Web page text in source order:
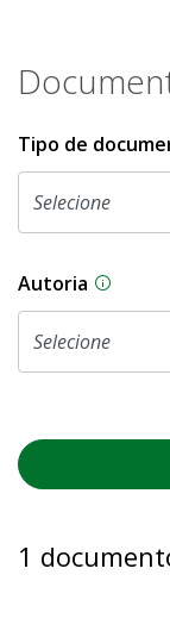
Tipo de
Autoria As
1